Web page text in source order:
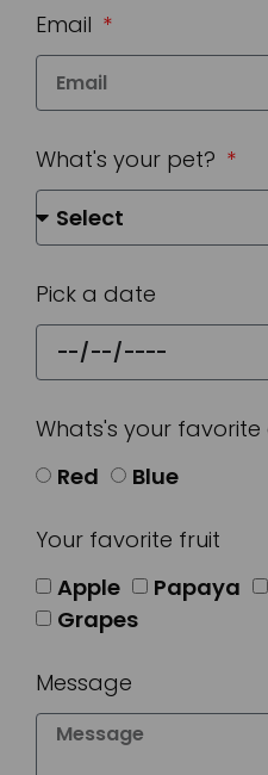
Email
What's your pet?
Pick a date
Whats's your favorite
Red
Blue
Your favorite fruit
Apple
Papaya
Grapes
Message